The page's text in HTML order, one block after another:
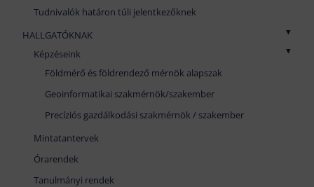
Tudnivalók határon túli jelentkezőknek
HALLGATÓKNAK
Képzéseink
Földmérő és földrendező mérnök alapszak
Geoinformatikai szakmérnök/szakember
Precíziós gazdálkodási szakmérnök / szakember
Mintatantervek
Órarendek
Tanulmányi rendek